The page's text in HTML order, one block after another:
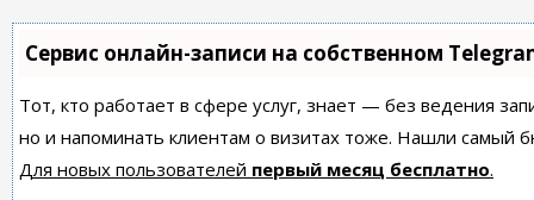
Сервис онлайн-записи на собственном
Тот, кто работает в сфере услуг, знает — без ведения
но и напоминать клиентам о визитах тоже. Нашли самый
Для новых пользователей первый месяц бесплатно.